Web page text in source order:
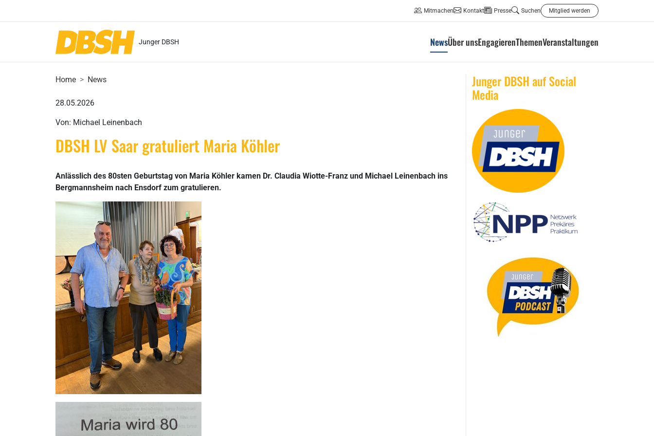
Mitmachen Kontakt Presse Suchen Mitglied werden
Junger DBSH NewsÜber unsEngagierenThemenVeranstaltungen
Home News
28.05.2026
Von: Michael Leinenbach
DBSH LV Saar gratuliert Maria Köhler
Anlässlich des 80sten Geburtstag von Maria Köhler kamen Dr. Claudia Wiotte-Franz und Michael Leinenbach ins
Bergmannsheim nach Ensdorf zum gratulieren.
Junger DBSH auf Social
Media